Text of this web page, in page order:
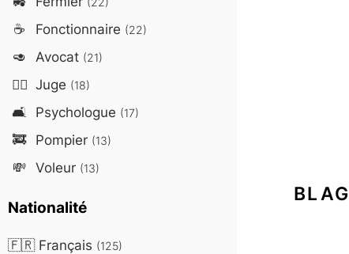
☕ Fonctionnaire (22)
🥑 Avocat (21)
👨‍⚖️ Juge (18)
🛋️ Psychologue (17)
🚒 Pompier (13)
💸 Voleur (13)
Nationalité
🇫🇷Français (125)